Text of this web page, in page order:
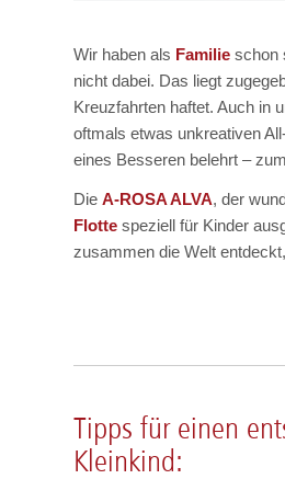
Wir haben als Familie schon
nicht dabei. Das liegt
Kreuzfahrten haftet. Auch in
oftmals etwas unkreativen
eines Besseren belehrt –
Die A-ROSA ALVA, der
Flotte speziell für Kinder
zusammen die Welt
Tipps für einen
Kleinkind: